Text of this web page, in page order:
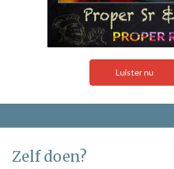
Luister nu
Zelf doen?